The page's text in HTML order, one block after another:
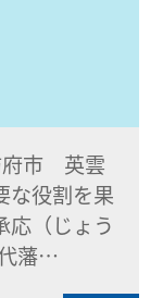
府市 英雲
な役割を果
（じょう
藩…